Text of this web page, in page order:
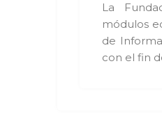
La
módulos
de
con el fin